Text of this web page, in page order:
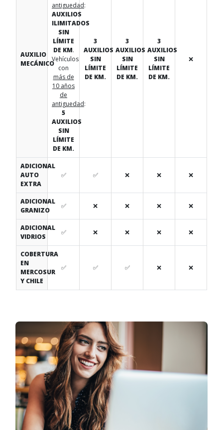
AUXILIO
MECÁNICO
antiguedad:
AUXILIOS
ILIMITADOS
SIN
LÍMITE
DE KM.
Vehículos
con
más de
10 años
de
antiguedad:
5
AUXILIOS
SIN
LÍMITE
DE KM.
3
AUXILIOS
SIN
LÍMITE
DE KM.
3
AUXILIOS
SIN
LÍMITE
DE KM.
3
AUXILIOS
SIN
LÍMITE
DE KM.
❌
ADICIONAL
AUTO
EXTRA
✅ ✅ ❌ ❌ ❌
ADICIONAL
GRANIZO
✅ ❌ ❌ ❌ ❌
ADICIONAL
VIDRIOS
✅ ❌ ❌ ❌ ❌
COBERTURA
EN
MERCOSUR
Y CHILE
✅ ✅ ✅ ❌ ❌